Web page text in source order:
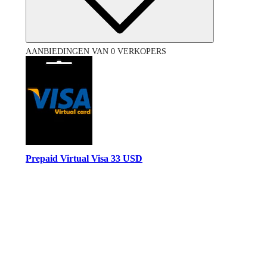
AANBIEDINGEN VAN 0 VERKOPERS
Prepaid Virtual Visa 33 USD